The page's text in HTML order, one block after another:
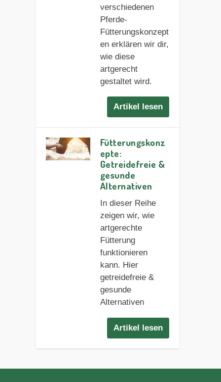
verschiedenen
Pferde-
Fütterungskonzept
en erklären wir dir,
wie diese
artgerecht
gestaltet wird.
Artikel lesen
Fütterungskonz
epte:
Getreidefreie &
gesunde
Alternativen
In dieser Reihe
zeigen wir, wie
artgerechte
Fütterung
funktionieren
kann. Hier
getreidefreie &
gesunde
Alternativen
Artikel lesen